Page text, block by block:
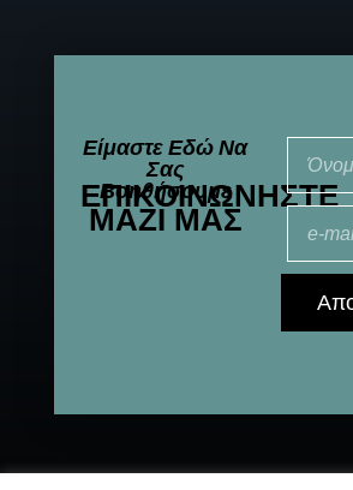
Είμαστε Εδώ Να
Σας
Βοηθήσουμε
ΕΠΙΚΟΙΝΩΝΉΣΤΕ
ΜΑΖΊ ΜΑΣ